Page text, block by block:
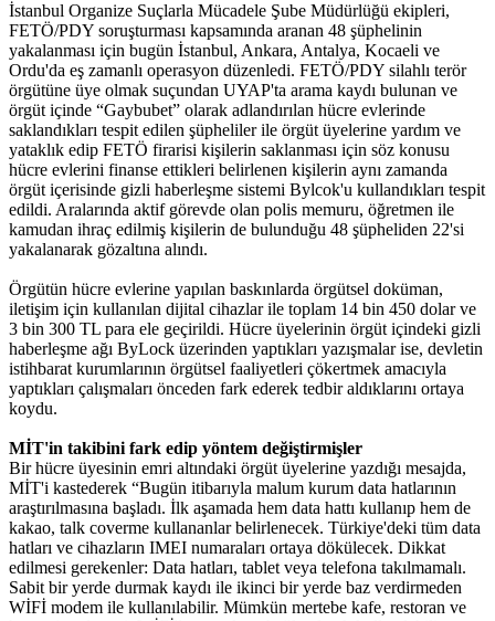
İstanbul Organize Suçlarla Mücadele Şube Müdürlüğü ekipleri,
FETÖ/PDY soruşturması kapsamında aranan 48 şüphelinin
yakalanması için bugün İstanbul, Ankara, Antalya, Kocaeli ve
Ordu'da eş zamanlı operasyon düzenledi. FETÖ/PDY silahlı terör
örgütüne üye olmak suçundan UYAP'ta arama kaydı bulunan ve
örgüt içinde “Gaybubet” olarak adlandırılan hücre evlerinde
saklandıkları tespit edilen şüpheliler ile örgüt üyelerine yardım ve
yataklık edip FETÖ firarisi kişilerin saklanması için söz konusu
hücre evlerini finanse ettikleri belirlenen kişilerin aynı zamanda
örgüt içerisinde gizli haberleşme sistemi Bylcok'u kullandıkları tespit
edildi. Aralarında aktif görevde olan polis memuru, öğretmen ile
kamudan ihraç edilmiş kişilerin de bulunduğu 48 şüpheliden 22'si
yakalanarak gözaltına alındı.
Örgütün hücre evlerine yapılan baskınlarda örgütsel doküman,
iletişim için kullanılan dijital cihazlar ile toplam 14 bin 450 dolar ve
3 bin 300 TL para ele geçirildi. Hücre üyelerinin örgüt içindeki gizli
haberleşme ağı ByLock üzerinden yaptıkları yazışmalar ise, devletin
istihbarat kurumlarının örgütsel faaliyetleri çökertmek amacıyla
yaptıkları çalışmaları önceden fark ederek tedbir aldıklarını ortaya
koydu.
MİT'in takibini fark edip yöntem değiştirmişler
Bir hücre üyesinin emri altındaki örgüt üyelerine yazdığı mesajda,
MİT'i kastederek “Bugün itibarıyla malum kurum data hatlarının
araştırılmasına başladı. İlk aşamada hem data hattı kullanıp hem de
kakao, talk coverme kullananlar belirlenecek. Türkiye'deki tüm data
hatları ve cihazların IMEI numaraları ortaya dökülecek. Dikkat
edilmesi gerekenler: Data hatları, tablet veya telefona takılmamalı.
Sabit bir yerde durmak kaydı ile ikinci bir yerde baz verdirmeden
WİFİ modem ile kullanılabilir. Mümkün mertebe kafe, restoran ve